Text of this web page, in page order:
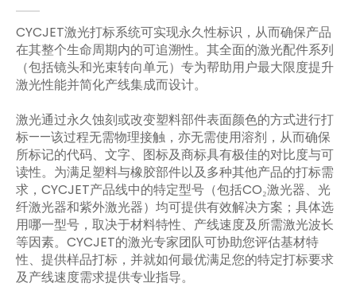
CYCJET激光打标系统可实现永久性标识，从而确保产品
在其整个生命周期内的可追溯性。其全面的激光配件系列
（包括镜头和光束转向单元）专为帮助用户最大限度提升
激光性能并简化产线集成而设计。
激光通过永久蚀刻或改变塑料部件表面颜色的方式进行打
标——该过程无需物理接触，亦无需使用溶剂，从而确保
所标记的代码、文字、图标及商标具有极佳的对比度与可
读性。为满足塑料与橡胶部件以及多种其他产品的打标需
求，CYCJET产品线中的特定型号（包括CO₂激光器、光
纤激光器和紫外激光器）均可提供有效解决方案；具体选
用哪一型号，取决于材料特性、产线速度及所需激光波长
等因素。CYCJET的激光专家团队可协助您评估基材特
性、提供样品打标，并就如何最优满足您的特定打标要求
及产线速度需求提供专业指导。